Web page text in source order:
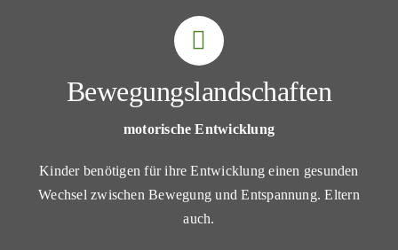
Bewegungslandschaften
motorische Entwicklung
Kinder benötigen für ihre Entwicklung einen gesunden
Wechsel zwischen Bewegung und Entspannung. Eltern
auch.